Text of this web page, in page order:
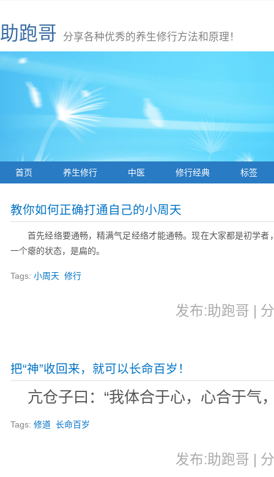
助跑哥 分享各种优秀的养生修行方法和原理！
首页 养生修行 中医 修行经典 标签
教你如何正确打通自己的小周天
首先经络要通畅，精满气足经络才能通畅。现在大家都是初学
一个瘪的状态，是扁的。
Tags:小周天 修行
发布:助跑哥 |
把“神”收回来，就可以长命百岁！
亢仓子曰：“我体合于心，心合于气
Tags:修道 长命百岁
发布:助跑哥 |